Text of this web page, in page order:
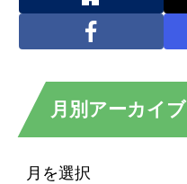
月別アーカイブ